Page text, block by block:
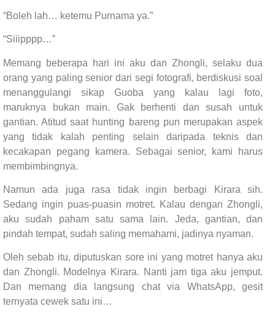
“Boleh lah… ketemu Purnama ya.”
“Siiipppp…”
Memang beberapa hari ini aku dan Zhongli, selaku dua
orang yang paling senior dari segi fotografi, berdiskusi soal
menanggulangi sikap Guoba yang kalau lagi foto,
maruknya bukan main. Gak berhenti dan susah untuk
gantian. Atitud saat hunting bareng pun merupakan aspek
yang tidak kalah penting selain daripada teknis dan
kecakapan pegang kamera. Sebagai senior, kami harus
membimbingnya.
Namun ada juga rasa tidak ingin berbagi Kirara sih.
Sedang ingin puas-puasin motret. Kalau dengan Zhongli,
aku sudah paham satu sama lain. Jeda, gantian, dan
pindah tempat, sudah saling memahami, jadinya nyaman.
Oleh sebab itu, diputuskan sore ini yang motret hanya aku
dan Zhongli. Modelnya Kirara. Nanti jam tiga aku jemput.
Dan memang dia langsung chat via WhatsApp, gesit
ternyata cewek satu ini…